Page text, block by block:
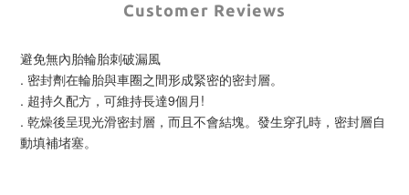
Customer Reviews
避免無內胎輪胎刺破漏風
. 密封劑在輪胎與車圈之間形成緊密的密封層。
. 超持久配方，可維持長達9個月!
. 乾燥後呈現光滑密封層，而且不會結塊。發生穿孔時，密封層自
動填補堵塞。